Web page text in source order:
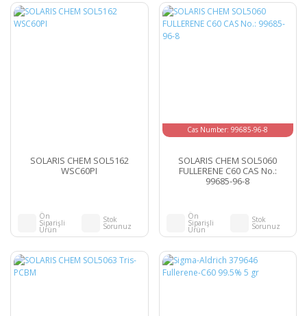
SOLARIS CHEM SOL5162
WSC60PI
Ön
Siparişli
Ürün
Stok
Sorunuz
Cas Number: 99685-96-8
SOLARIS CHEM SOL5060
FULLERENE C60 CAS No.:
99685-96-8
Ön
Siparişli
Ürün
Stok
Sorunuz